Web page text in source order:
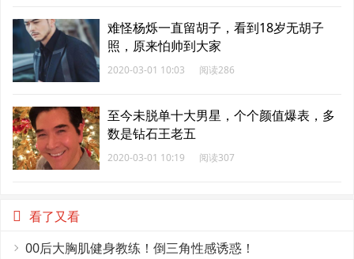
难怪杨烁一直留胡子，看到18岁无胡子
照，原来怕帅到大家
2020-03-01 10:03 阅读286
至今未脱单十大男星，个个颜值爆表，多
数是钻石王老五
2020-03-01 10:19 阅读307
看了又看
00后大胸肌健身教练！倒三角性感诱惑！